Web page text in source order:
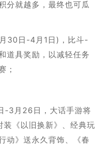
分就越多，最终也可瓜
30日-4月1日)，比斗-
道具奖励，以减轻任务
；
-3月26日，大话手游将
《以旧换新》、经典玩
动》送永久背饰、《春